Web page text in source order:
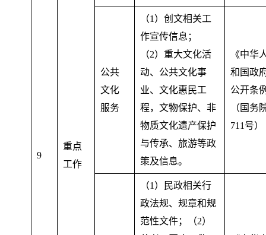
9
重点
工作
公共
文化
服务
（1）创文相关工
作宣传信息 ；
（2）重大文化活
动、公共文化事
业、文化惠民工
程，文物保护、非
物质文化遗产保护
与传承、旅游等政
策及信息。
《中华
和国政
公开条
（国务
711号）
（1）民政相关行
政法规、规章和规
范性文件；
（2）